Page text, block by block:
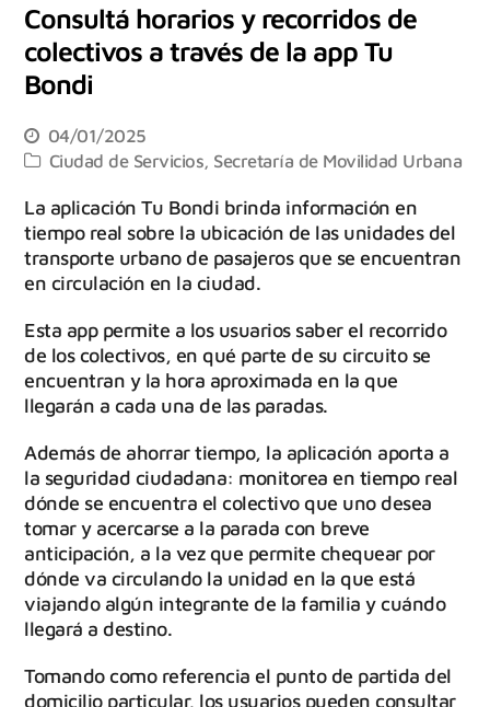
Consultá horarios y recorridos de
colectivos a través de la app Tu
Bondi
04/01/2025
Ciudad de Servicios, Secretaría de Movilidad Urbana
La aplicación Tu Bondi brinda información en
tiempo real sobre la ubicación de las unidades del
transporte urbano de pasajeros que se encuentran
en circulación en la ciudad.
Esta app permite a los usuarios saber el recorrido
de los colectivos, en qué parte de su circuito se
encuentran y la hora aproximada en la que
llegarán a cada una de las paradas.
Además de ahorrar tiempo, la aplicación aporta a
la seguridad ciudadana: monitorea en tiempo real
dónde se encuentra el colectivo que uno desea
tomar y acercarse a la parada con breve
anticipación, a la vez que permite chequear por
dónde va circulando la unidad en la que está
viajando algún integrante de la familia y cuándo
llegará a destino.
Tomando como referencia el punto de partida del
domicilio particular, los usuarios pueden consultar